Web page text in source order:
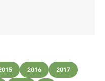
2016 2017